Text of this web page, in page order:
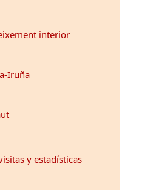
interior
Iruña